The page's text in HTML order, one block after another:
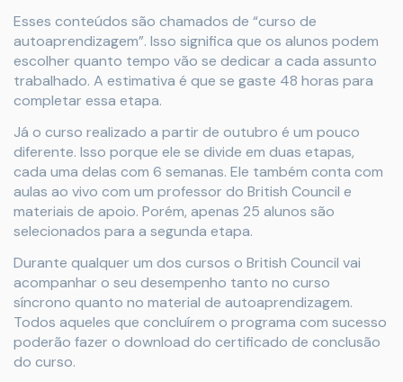
Esses conteúdos são chamados de “curso de
autoaprendizagem”. Isso significa que os alunos podem
escolher quanto tempo vão se dedicar a cada assunto
trabalhado. A estimativa é que se gaste 48 horas para
completar essa etapa.
Já o curso realizado a partir de outubro é um pouco
diferente. Isso porque ele se divide em duas etapas,
cada uma delas com 6 semanas. Ele também conta com
aulas ao vivo com um professor do British Council e
materiais de apoio. Porém, apenas 25 alunos são
selecionados para a segunda etapa.
Durante qualquer um dos cursos o British Council vai
acompanhar o seu desempenho tanto no curso
síncrono quanto no material de autoaprendizagem.
Todos aqueles que concluírem o programa com sucesso
poderão fazer o download do certificado de conclusão
do curso.